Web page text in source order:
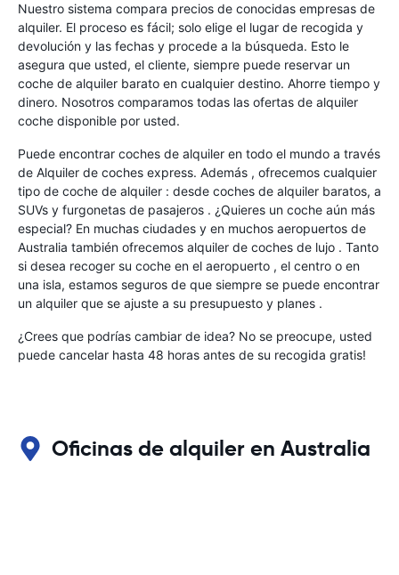
Nuestro sistema compara precios de conocidas empresas de
alquiler. El proceso es fácil; solo elige el lugar de recogida y
devolución y las fechas y procede a la búsqueda. Esto le
asegura que usted, el cliente, siempre puede reservar un
coche de alquiler barato en cualquier destino. Ahorre tiempo y
dinero. Nosotros comparamos todas las ofertas de alquiler
coche disponible por usted.
Puede encontrar coches de alquiler en todo el mundo a través
de Alquiler de coches express. Además , ofrecemos cualquier
tipo de coche de alquiler : desde coches de alquiler baratos, a
SUVs y furgonetas de pasajeros . ¿Quieres un coche aún más
especial? En muchas ciudades y en muchos aeropuertos de
Australia también ofrecemos alquiler de coches de lujo . Tanto
si desea recoger su coche en el aeropuerto , el centro o en
una isla, estamos seguros de que siempre se puede encontrar
un alquiler que se ajuste a su presupuesto y planes .
¿Crees que podrías cambiar de idea? No se preocupe, usted
puede cancelar hasta 48 horas antes de su recogida gratis!
Oficinas de alquiler en Australia